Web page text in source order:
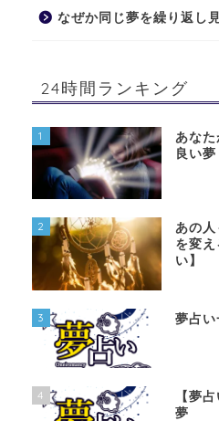
なぜか同じ夢を繰り返し
24時間ランキング
1
あな
良い夢
2
あの
を変
い】
3 夢占い
4
【夢
夢